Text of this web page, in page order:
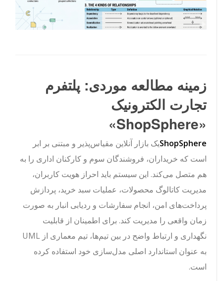
زمینه مطالعه موردی: پلتفرم
تجارت الکترونیک
«ShopSphere»
ShopSphereیک بازار آنلاین مقیاس‌پذیر و مبتنی بر ابر
است که خریداران، فروشندگان سوم و کارکنان اداری را به
هم متصل می‌کند. این سیستم باید احراز هویت کاربران،
مدیریت کاتالوگ محصولات، عملیات سبد خرید، پردازش
پرداخت‌های امن، انجام سفارشات و ردیابی انبار به صورت
زمان واقعی را مدیریت کند. برای اطمینان از قابلیت
نگهداری و ارتباط واضح در بین تیم‌ها، تیم معماری از UML
به عنوان استاندارد اصلی مدل‌سازی خود استفاده کرده
است.